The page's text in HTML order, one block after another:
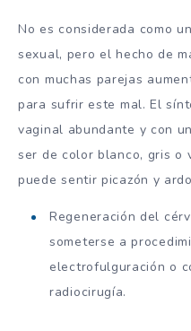
No es considerada como
sexual, pero el hecho de
con muchas parejas
para sufrir este mal. El
vaginal abundante y con
ser de color blanco, gris o
puede sentir picazón y
Regeneración del
someterse a
electrofulguración o
radiocirugía.